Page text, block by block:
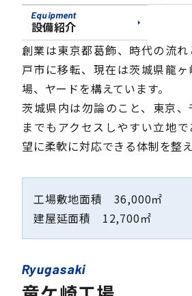
創業は東京都葛飾、時代の流
戸市に移転、 現在は茨城県龍
場、ヤードを構えています。
茨城県内は勿論のこと、東京
までもアクセスしやすい立地で
望に柔軟に対応できる体制を整え
工場敷地面積 36,000㎡
建屋延面積 12,700㎡
Ryugasaki
Equipment
設備紹介